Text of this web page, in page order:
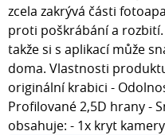
zcela zakrývá části
proti poškrábání a
takže si s aplikací může
doma. Vlastnosti
originální krabici -
Profilované 2,5D hrany -
obsahuje: - 1x kryt